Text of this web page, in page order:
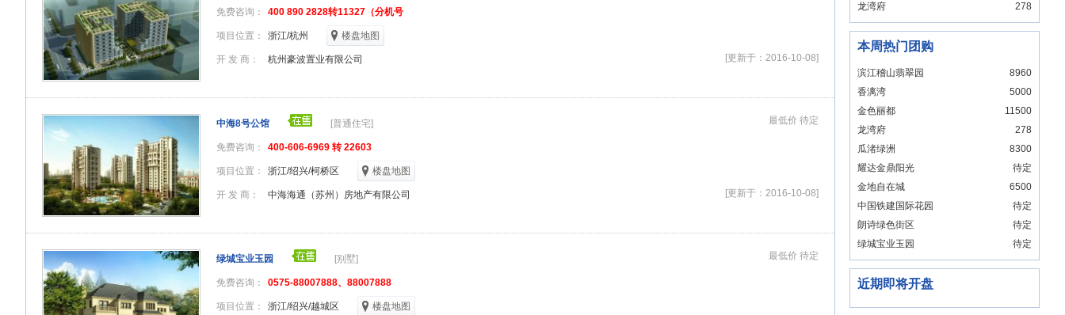
免费咨询： 400 890 2828转11327（分机号
项目位置： 浙江/杭州 楼盘地图
开 发 商： 杭州豪波置业有限公司 [更新于：2016-10-08]
中海8号公馆 [普通住宅]
免费咨询： 400-606-6969 转 22603
项目位置： 浙江/绍兴/柯桥区 楼盘地图
开 发 商： 中海海通（苏州）房地产有限公司
最低价 待定
[更新于：2016-10-08]
绿城宝业玉园 [别墅]
免费咨询： 0575-88007888、88007888
项目位置： 浙江/绍兴/越城区 楼盘地图
最低价 待定
龙湾府
278
本周热门团购
滨江稽山翡翠园
8960
香漓湾
5000
金色丽都
11500
龙湾府
278
瓜渚绿洲
8300
耀达金鼎阳光
待定
金地自在城
6500
中国铁建国际花园
待定
朗诗绿色街区
待定
绿城宝业玉园
待定
近期即将开盘